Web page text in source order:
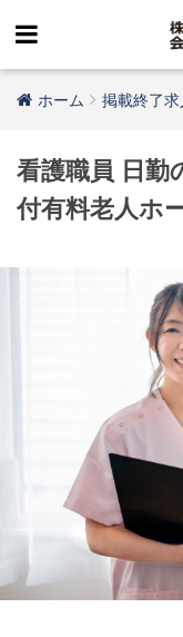
ホーム 掲載終了求
看護職員 日勤
付有料老人ホ